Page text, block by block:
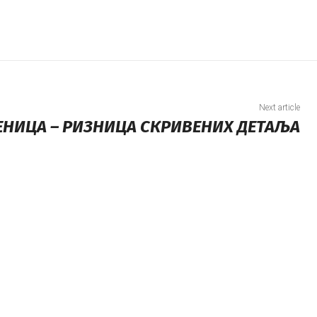
Next article
– РИЗНИЦА СКРИВЕНИХ ДЕТАЉА